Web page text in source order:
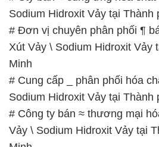
# Cung cấp _ phân phối hóa
Sodium Hidroxit Vảy tại Thành
# Công ty bán ≈ thương mại
Vảy \ Sodium Hidroxit Vảy tại
# Nơi bán π kinh doanh hóa
Sodium Hidroxit Vảy tại Thành
# Nhà cung cấp ◄ thương mại
Xút Vảy \ Sodium Hidroxit Vảy